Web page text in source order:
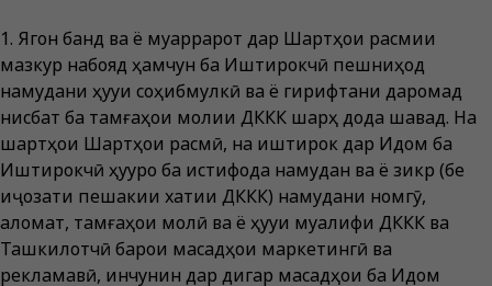
1. Ягон банд ва ё муқаррарот дар Шартҳои расмии
мазкур набояд ҳамчун ба Иштирокчӣ пешниҳод
намудани ҳуқуқи соҳибмулкӣ ва ё гирифтани даромад
нисбат ба тамғаҳои молии ДККК шарҳ дода шавад. На
шартҳои Шартҳои расмӣ, на иштирок дар Иқдом ба
Иштирокчӣ ҳуқуқро ба истифода намудан ва ё зикр (бе
иҷозати пешакии хатии ДККК) намудани номгӯ,
аломат, тамғаҳои молӣ ва ё ҳуқуқи муалифи ДККК ва
Ташкилотчӣ барои мақсадҳои маркетингӣ ва
рекламавӣ, инчунин дар дигар мақсадҳои ба Иқдом